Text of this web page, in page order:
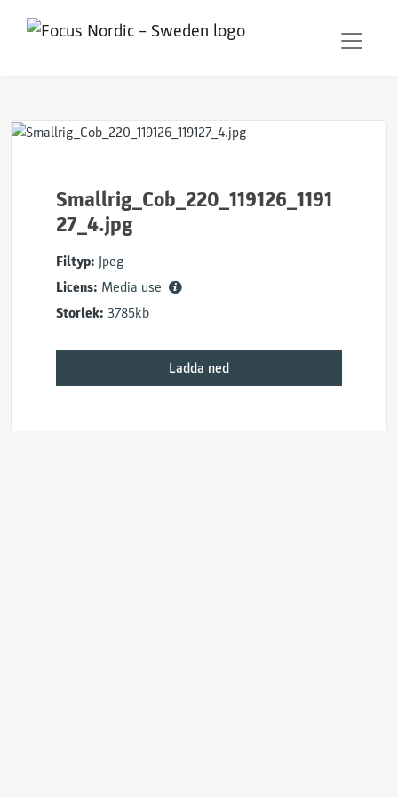
Smallrig_Cob_220_119126_1191
27_4.jpg
Filtyp: Jpeg
Licens: Media use
Storlek: 3785kb
Ladda ned